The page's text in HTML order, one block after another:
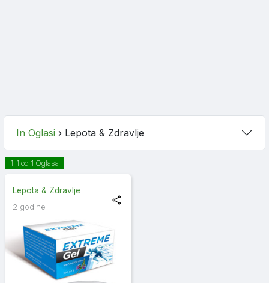
In Oglasi › Lepota & Zdravlje
1-1 od 1 Oglasa
Lepota & Zdravlje
2 godine